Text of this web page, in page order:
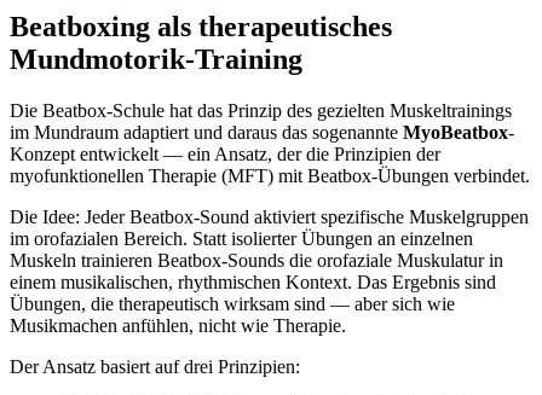
Beatboxing als therapeutisches
Mundmotorik-Training
Die Beatbox-Schule hat das Prinzip des gezielten Muskeltrainings
im Mundraum adaptiert und daraus das sogenannte MyoBeatbox-
Konzept entwickelt — ein Ansatz, der die Prinzipien der
myofunktionellen Therapie (MFT) mit Beatbox-Übungen verbindet.
Die Idee: Jeder Beatbox-Sound aktiviert spezifische Muskelgruppen
im orofazialen Bereich. Statt isolierter Übungen an einzelnen
Muskeln trainieren Beatbox-Sounds die orofaziale Muskulatur in
einem musikalischen, rhythmischen Kontext. Das Ergebnis sind
Übungen, die therapeutisch wirksam sind — aber sich wie
Musikmachen anfühlen, nicht wie Therapie.
Der Ansatz basiert auf drei Prinzipien: